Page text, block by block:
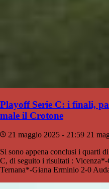
Playoff Serie C: i finali,
male il Crotone
21 maggio 2025 - 21:59 21
Si sono appena conclusi i quarti
C, di seguito i risultati :
Ternana*-Giana Erminio 2-0